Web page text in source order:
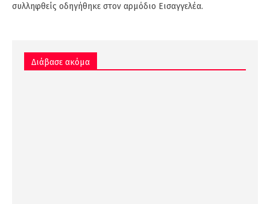
συλληφθείς οδηγήθηκε στον αρμόδιο Εισαγγελέα.
Διάβασε ακόμα